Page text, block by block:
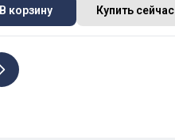
В корзину Купить сейчас